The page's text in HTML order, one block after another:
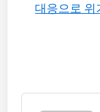
대응으로 위